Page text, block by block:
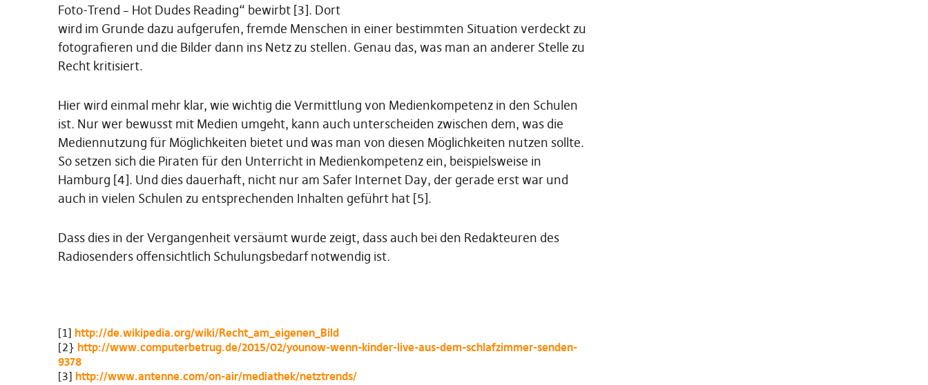
Foto-Trend – Hot Dudes Reading“ bewirbt [3]. Dort
wird im Grunde dazu aufgerufen, fremde Menschen in einer bestimmten Situation verdeckt zu
fotografieren und die Bilder dann ins Netz zu stellen. Genau das, was man an anderer Stelle zu
Recht kritisiert.
Hier wird einmal mehr klar, wie wichtig die Vermittlung von Medienkompetenz in den Schulen
ist. Nur wer bewusst mit Medien umgeht, kann auch unterscheiden zwischen dem, was die
Mediennutzung für Möglichkeiten bietet und was man von diesen Möglichkeiten nutzen sollte.
So setzen sich die Piraten für den Unterricht in Medienkompetenz ein, beispielsweise in
Hamburg [4]. Und dies dauerhaft, nicht nur am Safer Internet Day, der gerade erst war und
auch in vielen Schulen zu entsprechenden Inhalten geführt hat [5].
Dass dies in der Vergangenheit versäumt wurde zeigt, dass auch bei den Redakteuren des
Radiosenders offensichtlich Schulungsbedarf notwendig ist.
[1] http://de.wikipedia.org/wiki/Recht_am_eigenen_Bild
[2} http://www.computerbetrug.de/2015/02/younow-wenn-kinder-live-aus-dem-schlafzimmer-senden-
9378
[3] http://www.antenne.com/on-air/mediathek/netztrends/